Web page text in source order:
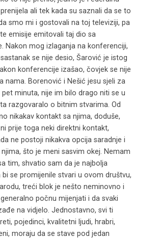
ali tek kada su saznali da se to
smo mi i gostovali na toj televiziji, pa
emisije emitovali taj dio sa
Nakon mog izlaganja na konferenciji,
se nije desio, Šarović je istog
konferencije izašao, čovjek se nije
nama. Borenović i Nešić jesu sjeli za
minuta, nije im bilo drago niti se u
razgovaralo o bitnim stvarima. Od
nikakav kontakt sa njima, doduše,
prije toga neki direktni kontakt,
ne postoji nikakva opcija saradnje i
što je meni sasvim okej. Nemam
tim, shvatio sam da je najbolja
bi se promijenile stvari u ovom društvu,
treći blok je nešto neminovno i
počnu mijenjati i da svaki
na vidjelo. Jednostavno, svi ti
pojedinci, kvalitetni ljudi, hrabri,
moraju da se stave pod jedan